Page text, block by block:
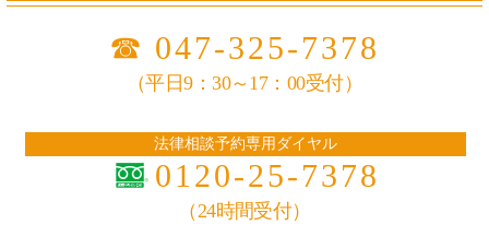
☎ 047-325-7378
（平日9：30～17：00受付）
法律相談予約専用ダイヤル
0120-25-7378
（24時間受付）